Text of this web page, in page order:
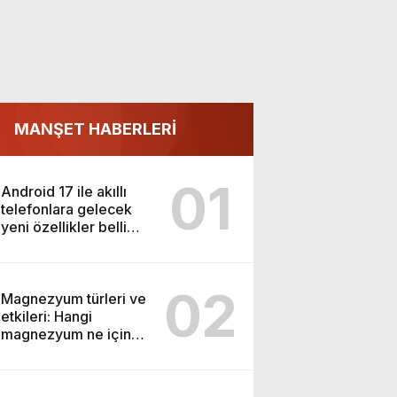
MANŞET HABERLERİ
Android 17 ile akıllı
telefonlara gelecek
yeni özellikler belli
01
Magnezyum türleri ve
etkileri: Hangi
magnezyum ne için
02